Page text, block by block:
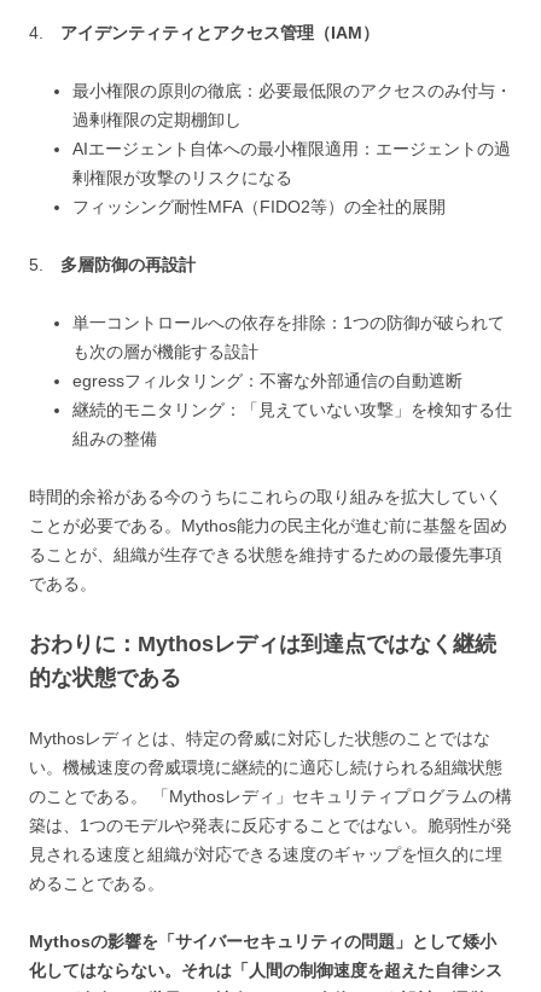
4. アイデンティティとアクセス管理（IAM）
最小権限の原則の徹底：必要最低限のアクセスのみ付与・
過剰権限の定期棚卸し
AIエージェント自体への最小権限適用：エージェントの過
剰権限が攻撃のリスクになる
フィッシング耐性MFA（FIDO2等）の全社的展開
5. 多層防御の再設計
単一コントロールへの依存を排除：1つの防御が破られて
も次の層が機能する設計
egressフィルタリング：不審な外部通信の自動遮断
継続的モニタリング：「見えていない攻撃」を検知する仕
組みの整備
時間的余裕がある今のうちにこれらの取り組みを拡大していく
ことが必要である。Mythos能力の民主化が進む前に基盤を固め
ることが、組織が生存できる状態を維持するための最優先事項
である。
おわりに：Mythosレディは到達点ではなく継続
的な状態である
Mythosレディとは、特定の脅威に対応した状態のことではな
い。機械速度の脅威環境に継続的に適応し続けられる組織状態
のことである。 「Mythosレディ」セキュリティプログラムの構
築は、1つのモデルや発表に反応することではない。脆弱性が発
見される速度と組織が対応できる速度のギャップを恒久的に埋
めることである。
Mythosの影響を「サイバーセキュリティの問題」として矮小
化してはならない。それは「人間の制御速度を超えた自律シス